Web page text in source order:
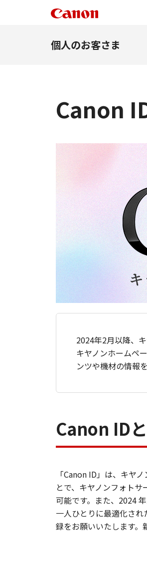
個人のお客さま
Canon
2024年2月以降、
キヤノンホームペ
ンツや機材の情報
Canon ID
「Canon ID」は、キヤ
とで、キヤノンフォト
可能です。また、2024
一人ひとりに最適化さ
録をお願いいたします。